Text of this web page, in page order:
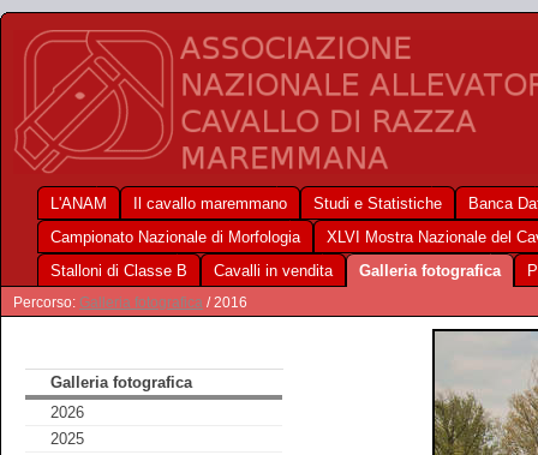
L'ANAM Il cavallo maremmano Studi e Statistiche
Banca
Campionato Nazionale di Morfologia
XLVI Mostra Nazionale del
Stalloni di Classe B
Cavalli in vendita Galleria fotografica
Percorso: Galleria fotografica / 2016
Galleria fotografica
2026
2025